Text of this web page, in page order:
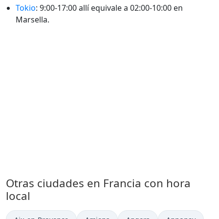
Tokio: 9:00-17:00 allí equivale a 02:00-10:00 en
Marsella.
Otras ciudades en Francia con hora
local